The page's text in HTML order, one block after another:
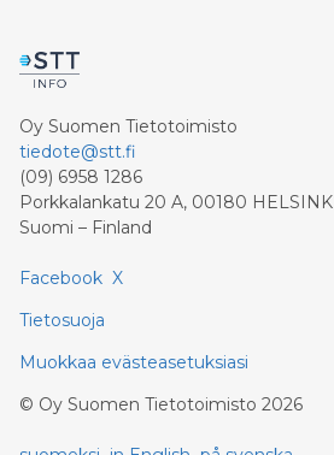
Oy Suomen Tietotoimisto
tiedote@stt.fi
(09) 6958 1286
Porkkalankatu 20 A, 00180 HELSINKI
Suomi – Finland
Facebook X
Tietosuoja
Muokkaa evästeasetuksiasi
© Oy Suomen Tietotoimisto 2026